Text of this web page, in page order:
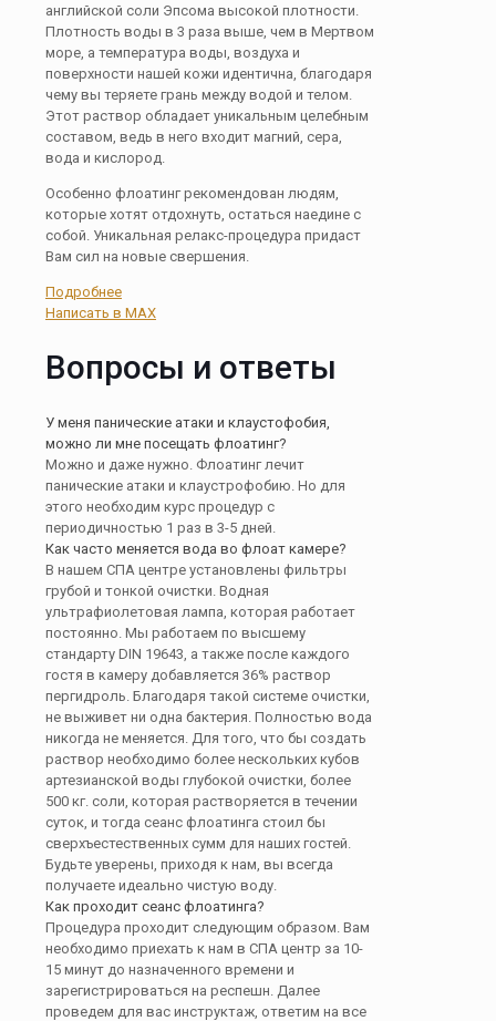
английской соли Эпсома высокой плотности.
Плотность воды в 3 раза выше, чем в Мертвом
море, а температура воды, воздуха и
поверхности нашей кожи идентична, благодаря
чему вы теряете грань между водой и телом.
Этот раствор обладает уникальным целебным
составом, ведь в него входит магний, сера,
вода и кислород.
Особенно флоатинг рекомендован людям,
которые хотят отдохнуть, остаться наедине с
собой. Уникальная релакс-процедура придаст
Вам сил на новые свершения.
Подробнее
Написать в MAX
Вопросы и ответы
У меня панические атаки и клаустофобия,
можно ли мне посещать флоатинг?
Можно и даже нужно. Флоатинг лечит
панические атаки и клаустрофобию. Но для
этого необходим курс процедур с
периодичностью 1 раз в 3-5 дней.
Как часто меняется вода во флоат камере?
В нашем СПА центре установлены фильтры
грубой и тонкой очистки. Водная
ультрафиолетовая лампа, которая работает
постоянно. Мы работаем по высшему
стандарту DIN 19643, а также после каждого
гостя в камеру добавляется 36% раствор
пергидроль. Благодаря такой системе очистки,
не выживет ни одна бактерия. Полностью вода
никогда не меняется. Для того, что бы создать
раствор необходимо более нескольких кубов
артезианской воды глубокой очистки, более
500 кг. соли, которая растворяется в течении
суток, и тогда сеанс флоатинга стоил бы
сверхъестественных сумм для наших гостей.
Будьте уверены, приходя к нам, вы всегда
получаете идеально чистую воду.
Как проходит сеанс флоатинга?
Процедура проходит следующим образом. Вам
необходимо приехать к нам в СПА центр за 10-
15 минут до назначенного времени и
зарегистрироваться на респешн. Далее
проведем для вас инструктаж, ответим на все